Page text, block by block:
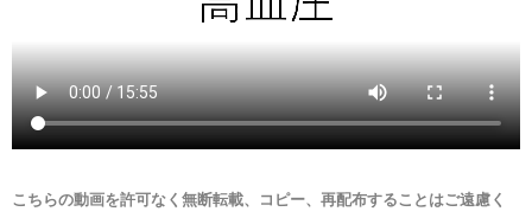
こちらの動画を許可なく無断転載、コピー、再配布することはご遠慮く